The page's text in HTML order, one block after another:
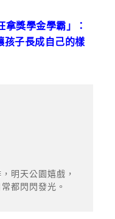
獎學金學霸」：
孩子長成自己的樣
明天公園嬉戲，
都閃閃發光。